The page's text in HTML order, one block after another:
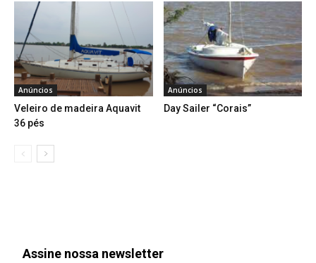
Anúncios
Veleiro de madeira Aquavit
36 pés
Anúncios
Day Sailer “Corais”
Assine nossa newsletter